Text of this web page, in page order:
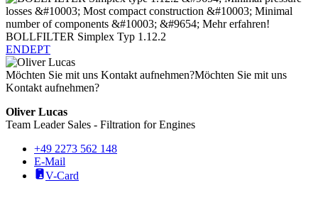
BOLLFILTER Simplex Typ 1.12.2
ENDEPT
Möchten Sie mit uns Kontakt aufnehmen?Möchten Sie mit uns
Kontakt aufnehmen?
Oliver Lucas
Team Leader Sales - Filtration for Engines
+49 2273 562 148
E-Mail
V-Card